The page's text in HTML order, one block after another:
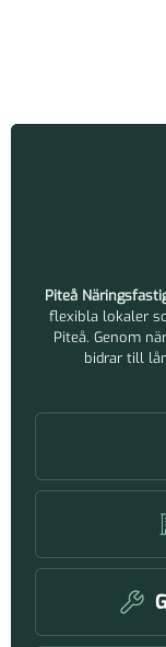
Piteå
flexibla lokaler
Piteå. Genom
bidrar till